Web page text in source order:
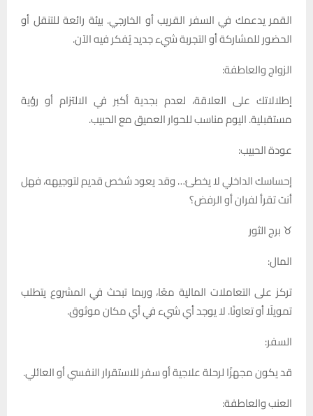
القمر يدعمك في السفر القريب أو الخارجي. بيئة رائعة للتنقل أو
الحضور للمشاركة أو التجربة شيء جديد يُفكر فيه الآن.
الزواج والعاطفة:
إطلالاتك على العلاقة، لعدم بجدية أكبر في الالتزام أو رؤية
مستقبلية. اليوم مناسب للحوار العميق مع الحبيب.
عودة الحبيب:
إحساسك الداخلي لا يخطئ… وقد يعود شخص قديم لتوجيهه، فهل
أنت تقرأ لفران أو الرفض؟
♉ برج الثور
المال:
تركز على التعاملات المالية معًا، وربما تبحث في المشروع يتطلب
تمويلًا أو تعاونًا. لا يوجد أي شيء في أي مكان موثوق.
السفر:
قد يكون مجهزًا لرحلة علاجية أو سفر للاستقرار النفسي أو العائلي.
العنب والعاطفة: